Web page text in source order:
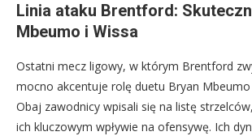
Linia ataku Brentford:
Mbeumo i Wissa
Ostatni mecz ligowy, w którym Brentford
mocno akcentuje rolę duetu Bryan Mbeumo
Obaj zawodnicy wpisali się na listę
ich kluczowym wpływie na ofensywę. Ich